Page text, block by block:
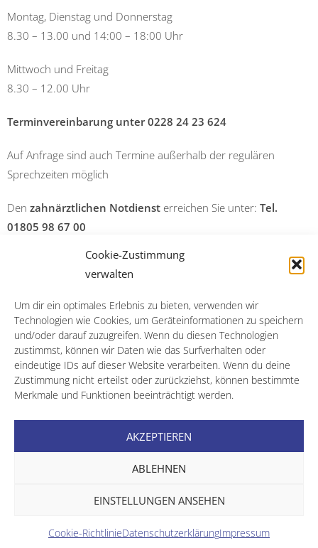
Cookie-Zustimmung
verwalten
Um dir ein optimales Erlebnis zu bieten, verwenden wir
Technologien wie Cookies, um Geräteinformationen zu speichern
und/oder darauf zuzugreifen. Wenn du diesen Technologien
zustimmst, können wir Daten wie das Surfverhalten oder
eindeutige IDs auf dieser Website verarbeiten. Wenn du deine
Zustimmung nicht erteilst oder zurückziehst, können bestimmte
Merkmale und Funktionen beeinträchtigt werden.
AKZEPTIEREN
ABLEHNEN
EINSTELLUNGEN ANSEHEN
Cookie-RichtlinieDatenschutzerklärungImpressum
Montag, Dienstag und Donnerstag
8.30 – 13.00 und 14:00 – 18:00 Uhr
Mittwoch und Freitag
8.30 – 12.00 Uhr
Terminvereinbarung unter 0228 24 23 624
Auf Anfrage sind auch Termine außerhalb der regulären
Sprechzeiten möglich
Den zahnärztlichen Notdienst erreichen Sie unter: Tel.
01805 98 67 00
14 Cent/Min. a. d. Festnetz; Mobilfunk abweichend
Impressum
Datenschutz
Zahnarztpraxis Dr. Ferdinand Fritsch
WordPress Theme AccessPress Lite